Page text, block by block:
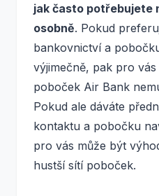
jak často potřebujete
osobně. Pokud
bankovnictví a
výjimečně, pak pro
poboček Air Bank
Pokud ale dáváte
kontaktu a pobočku
pro vás může být
hustší sítí poboček.